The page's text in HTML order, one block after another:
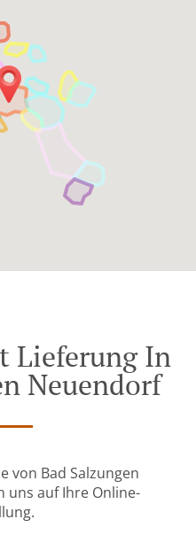
Lieferung In
Neuendorf
von Bad Salzungen
uns auf Ihre Online-